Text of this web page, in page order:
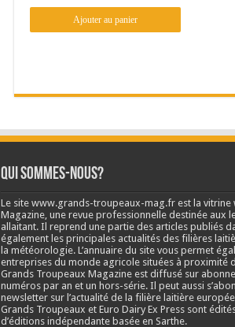
initial
était :
actuel
est :
Ajouter au panier
Qui sommes-nous?
Le site www.grands-troupeaux-mag.fr est la vitrine
Magazine, une revue professionnelle destinée aux
allaitant. Il reprend une partie des articles publiés
également les principales actualités des filières
la météorologie. L’annuaire du site vous permet
entreprises du monde agricole situées à proximité
Grands Troupeaux Magazine est diffusé sur
numéros par an et un hors-série. Il peut aussi
newsletter sur l’actualité de la filière laitière
Grands Troupeaux et Euro Dairy Ex Press sont
d’éditions indépendante basée en Sarthe.